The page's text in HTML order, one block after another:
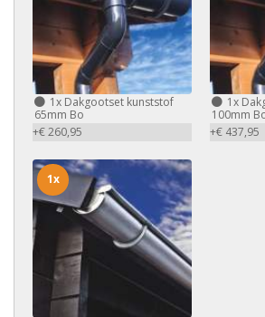
1x Dakgootset kunststof
65mm Bo
+€ 260,95
1x
100mm
+€ 437,95
1x